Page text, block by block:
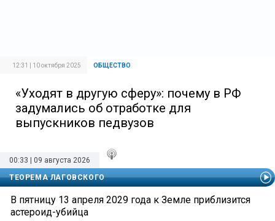
12:31 | 10 октября 2025 ОБЩЕСТВО
«Уходят в другую сферу»: почему в РФ
задумались об отработке для
выпускников педвузов
00:33 | 09 августа 2026
ТЕОРЕМА ЛАГОВСКОГО
В пятницу 13 апреля 2029 года к Земле приблизится
астероид-убийца